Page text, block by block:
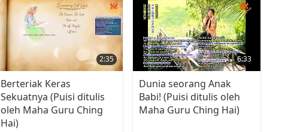
2:35
Berteriak Keras
Sekuatnya (Puisi ditulis
oleh Maha Guru Ching
Hai)
6:33
Dunia seorang Anak
Babi! (Puisi ditulis oleh
Maha Guru Ching Hai)